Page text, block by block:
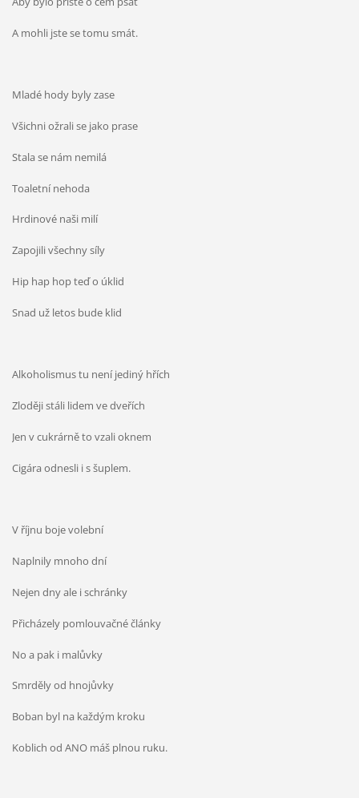
A mohli jste se tomu smát.
Mladé hody byly zase
Všichni ožrali se jako prase
Stala se nám nemilá
Toaletní nehoda
Hrdinové naši milí
Zapojili všechny síly
Hip hap hop teď o úklid
Snad už letos bude klid
Alkoholismus tu není jediný hřích
Zloději stáli lidem ve dveřích
Jen v cukrárně to vzali oknem
Cigára odnesli i s šuplem.
V říjnu boje volební
Naplnily mnoho dní
Nejen dny ale i schránky
Přicházely pomlouvačné články
No a pak i malůvky
Smrděly od hnojůvky
Boban byl na každým kroku
Koblich od ANO máš plnou ruku.